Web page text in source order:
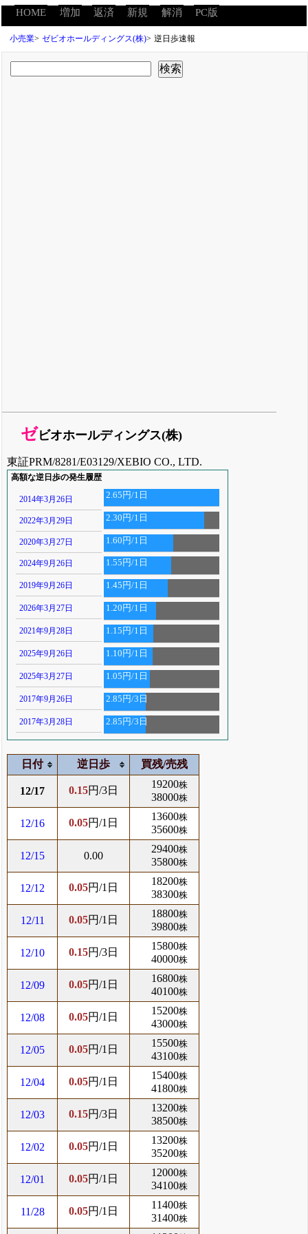
HOME 増加 返済 新規 解消 PC版
小売業> ゼビオホールディングス(株)> 逆日歩速報
ゼビオホールディングス(株)
東証PRM/8281/E03129/XEBIO CO., LTD.
高額な逆日歩の発生履歴
2014年3月26日 2.65円/1日
2022年3月29日 2.30円/1日
2020年3月27日 1.60円/1日
2024年9月26日 1.55円/1日
2019年9月26日 1.45円/1日
2026年3月27日 1.20円/1日
2021年9月28日 1.15円/1日
2025年9月26日 1.10円/1日
2025年3月27日 1.05円/1日
2017年9月26日 2.85円/3日
2017年3月28日 2.85円/3日
日付 逆日歩 買残/売残
12/17 0.15円/3日
19200株
38000株
12/16 0.05円/1日
13600株
35600株
12/15 0.00
29400株
35800株
12/12 0.05円/1日
18200株
38300株
12/11 0.05円/1日
18800株
39800株
12/10 0.15円/3日
15800株
40000株
12/09 0.05円/1日
16800株
40100株
12/08 0.05円/1日
15200株
43000株
12/05 0.05円/1日
15500株
43100株
12/04 0.05円/1日
15400株
41800株
12/03 0.15円/3日
13200株
38500株
12/02 0.05円/1日
13200株
35200株
12/01 0.05円/1日
12000株
34100株
11/28 0.05円/1日
11400株
31400株